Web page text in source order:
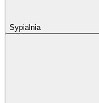
Sypialnia